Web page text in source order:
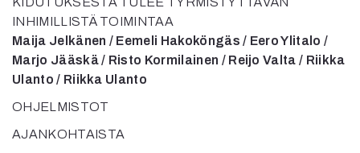
INHIMILLISTÄ TOIMINTAA
Maija Jelkänen / Eemeli Hakoköngäs / Eero Ylitalo /
Marjo Jääskä / Risto Kormilainen / Reijo Valta / Riikka
Ulanto / Riikka Ulanto
OHJELMISTOT
AJANKOHTAISTA